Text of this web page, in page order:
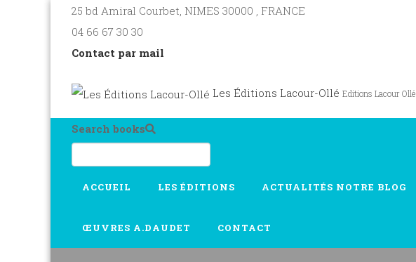
25 bd Amiral Courbet, NIMES 30000 , FRANCE
04 66 67 30 30
Contact par mail
Les Éditions Lacour-Ollé Editions Lacour Ollé
Search books
ACCUEIL LES ÉDITIONS ACTUALITÉS NOTRE BLOG
ŒUVRES A.DAUDET CONTACT